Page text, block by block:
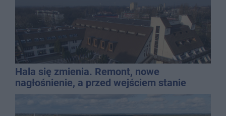
Hala się zmienia. Remont, nowe
nagłośnienie, a przed wejściem stanie
QEMETICA ARENA